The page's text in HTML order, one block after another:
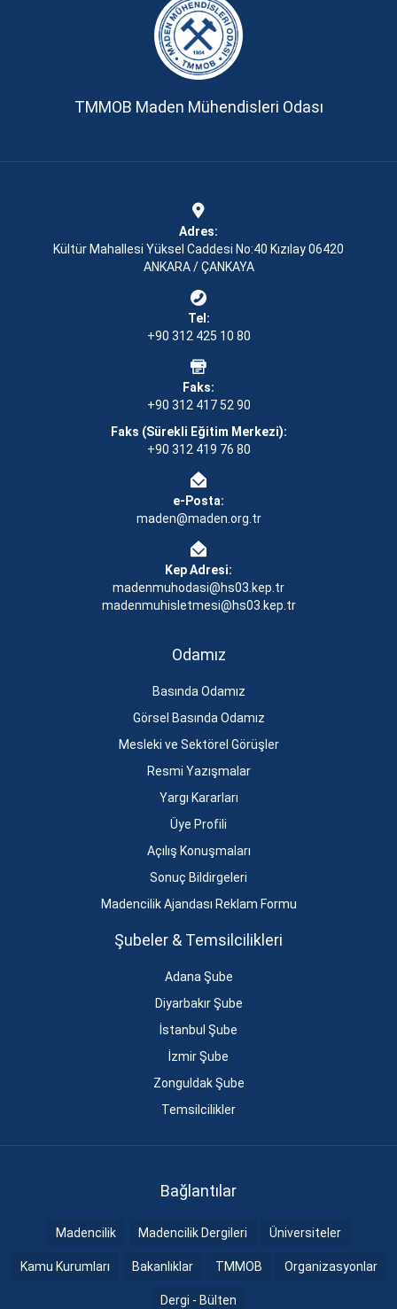
TMMOB Maden Mühendisleri Odası
Adres:
Kültür Mahallesi Yüksel Caddesi No:40 Kızılay 06420
ANKARA / ÇANKAYA
Tel:
+90 312 425 10 80
Faks:
+90 312 417 52 90
Faks (Sürekli Eğitim Merkezi):
+90 312 419 76 80
e-Posta:
maden@maden.org.tr
Kep Adresi:
madenmuhodasi@hs03.kep.tr
madenmuhisletmesi@hs03.kep.tr
Odamız
Basında Odamız
Görsel Basında Odamız
Mesleki ve Sektörel Görüşler
Resmi Yazışmalar
Yargı Kararları
Üye Profili
Açılış Konuşmaları
Sonuç Bildirgeleri
Madencilik Ajandası Reklam Formu
Şubeler & Temsilcilikleri
Adana Şube
Diyarbakır Şube
İstanbul Şube
İzmir Şube
Zonguldak Şube
Temsilcilikler
Bağlantılar
Madencilik Madencilik Dergileri Üniversiteler
Kamu Kurumları Bakanlıklar TMMOB Organizasyonlar
Dergi - Bülten